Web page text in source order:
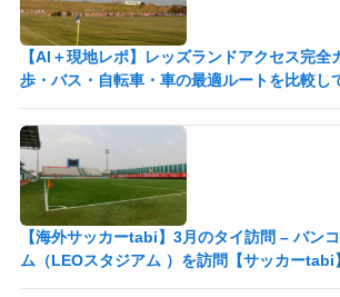
【AI＋現地レポ】レッズランドアクセス完全
歩・バス・自転車・車の最適ルートを比較し
【海外サッカーtabi】3月のタイ訪問 – バン
ム（LEOスタジアム ）を訪問【サッカーtabi】